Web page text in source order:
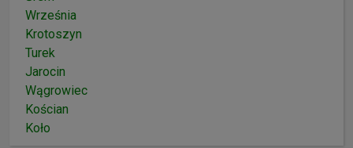
Września
Krotoszyn
Turek
Jarocin
Wągrowiec
Kościan
Koło